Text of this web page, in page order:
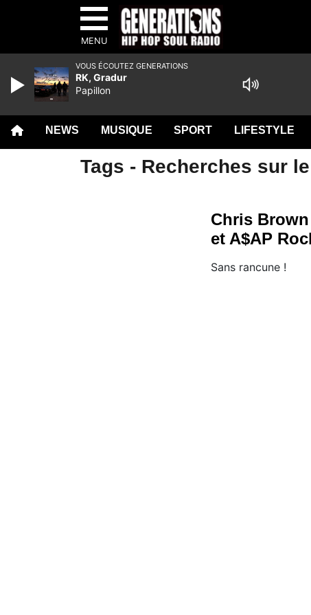
MENU
NEWS MUSIQUE SPORT LIFESTYLE
Tags - Recherches sur
Chris
et A$AP
Sans rancune !
VOUS ÉCOUTEZ GENERATIONS
RK, Gradur
Papillon